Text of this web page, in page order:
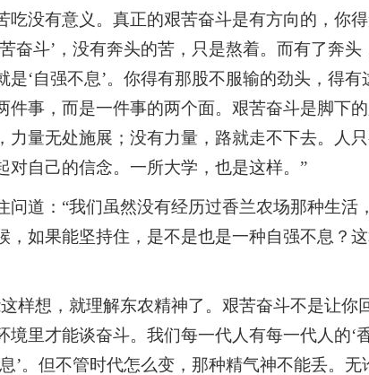
吃没有意义。真正的艰苦奋斗是有方向的，你
奋斗’，没有奔头的苦，只是熬着。而有了奔头
是‘自强不息’。你得有那股不服输的劲头，得有
件事，而是一件事的两个面。艰苦奋斗是脚下
力量无处施展；没有力量，路就走不下去。人
对自己的信念。一所大学，也是这样。”
问道：“我们虽然没有经历过香兰农场那种生活
，如果能坚持住，是不是也是一种自强不息？
样想，就理解东农精神了。艰苦奋斗不是让你
境里才能谈奋斗。我们每一代人有每一代人的‘
’。但不管时代怎么变，那种精气神不能丢。无